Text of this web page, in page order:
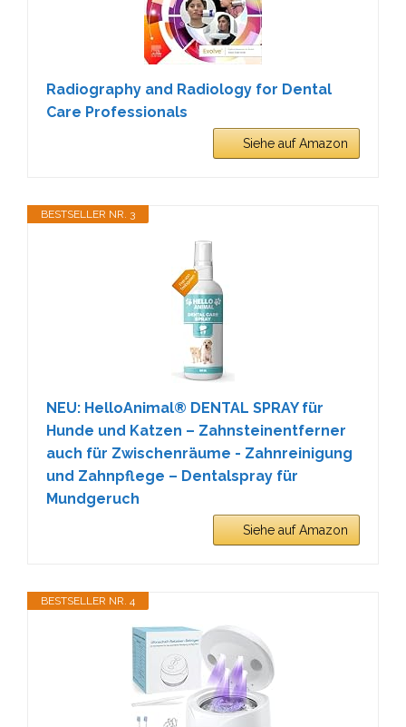
Radiography and Radiology for Dental
Care Professionals
Siehe auf Amazon
BESTSELLER NR. 3
NEU: HelloAnimal® DENTAL SPRAY für
Hunde und Katzen – Zahnsteinentferner
auch für Zwischenräume - Zahnreinigung
und Zahnpflege – Dentalspray für
Mundgeruch
Siehe auf Amazon
BESTSELLER NR. 4